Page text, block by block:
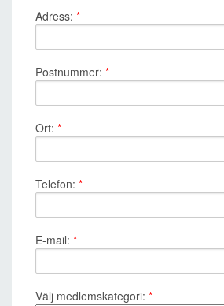
Adress: *
Postnummer: *
Ort: *
Telefon: *
E-mail: *
Välj medlemskategori: *